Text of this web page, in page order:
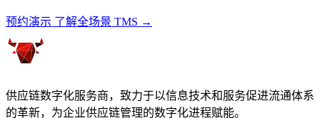
预约演示 了解全场景 TMS →
供应链数字化服务商，致力于以信息技术和服务促进流通体系
的革新，为企业供应链管理的数字化进程赋能。